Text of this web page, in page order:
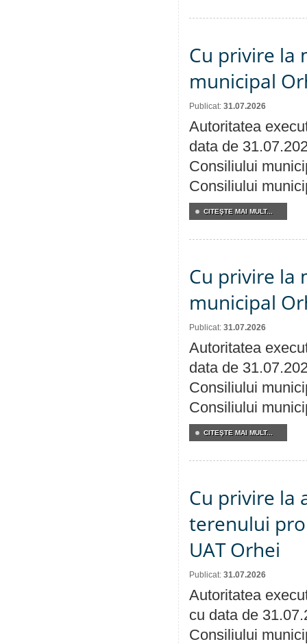
Cu privire la
municipal
Publicat: 31.07.2026
Autoritatea
data de
Consiliului
Consiliului
CITEŞTE MAI MULT...
Cu privire la
municipal
Publicat: 31.07.2026
Autoritatea
data de
Consiliului
Consiliului
CITEŞTE MAI MULT...
Cu privire la
terenului
UAT Orhei
Publicat: 31.07.2026
Autoritatea
cu data de
Consiliului